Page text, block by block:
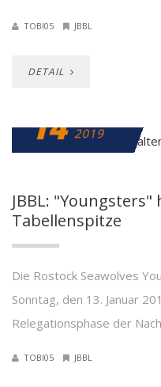
TOBI05 JBBL
DETAIL
14 2019
JBBL:
Tabellenspitze
Die Rostock Seawolves
Sonntag, den 13. Januar
Relegationsphase der
TOBI05 JBBL